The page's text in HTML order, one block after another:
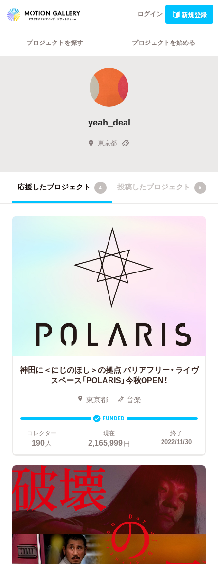
ログイン 新規登録
プロジェクトを探す プロジェクトを始める
yeah_deal
東京都
応援したプロジェクト 4 投稿したプロジェクト 0
神田に＜にじのほし＞の拠点バリアフリー・ライヴ
スペース「POLARIS」今秋OPEN！
東京都 音楽
FUNDED
コレクター
190 人
現在
2,165,999円
終了
2022/11/30